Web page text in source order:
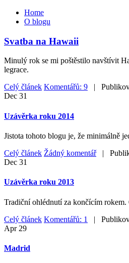
Home
O blogu
Svatba na Hawaii
Minulý rok se mi poštěstilo navštívit
legrace.
Celý článek Komentářů: 9 |
Dec 31
Uzávěrka roku 2014
Jistota tohoto blogu je, že minimálně
Celý článek Žádný komentář|
Dec 31
Uzávěrka roku 2013
Tradiční ohlédnutí za končícím
Celý článek Komentářů: 1 |
Apr 29
Madrid